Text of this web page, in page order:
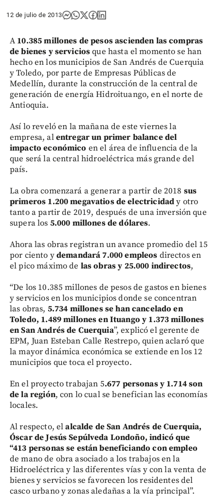
12 de julio de 2013
A 10.385 millones de pesos ascienden las compras
de bienes y serviciosque hasta el momento se han
hecho en los municipios de San Andrés de Cuerquia
y Toledo, por parte de Empresas Públicas de
Medellín, durante la construcción de la central de
generación de energía Hidroituango, en el norte de
Antioquia.
Así lo reveló en la mañana de este viernes la
empresa, alentregar un primer balance del
impacto económico en el área de influencia de la
que será la central hidroeléctrica más grande del
país.
La obra comenzará a generar a partir de 2018 sus
primeros 1.200 megavatios de electricidady otro
tanto a partir de 2019, después de una inversión que
supera los 5.000 millones de dólares.
Ahora las obras registran un avance promedio del 15
por ciento ydemandará 7.000 empleos directos en
el pico máximo de las obras y 25.000 indirectos,
“De los 10.385 millones de pesos de gastos en bienes
y servicios en los municipios donde se concentran
las obras, 5.734 millones se han cancelado en
Toledo, 1.489 millones en Ituango y 1.373 millones
en San Andrés de Cuerquia”, explicó el gerente de
EPM, Juan Esteban Calle Restrepo, quien aclaró que
la mayor dinámica económica se extiende en los 12
municipios que toca el proyecto.
En el proyecto trabajan 5.677 personas y 1.714 son
de la región, con lo cual se benefician las economías
locales.
Al respecto, elalcalde de San Andrés de Cuerquia,
Óscar de Jesús Sepúlveda Londoño, indicó que
“413 personas se están beneficiando con empleo
de mano de obra asociado a los trabajos en la
Hidroeléctrica y las diferentes vías y con la venta de
bienes y servicios se favorecen los residentes del
casco urbano y zonas aledañas a la vía principal”.